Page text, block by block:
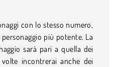
con lo stesso numero,
più potente. La
sarà pari a quella dei
incontrerai anche dei